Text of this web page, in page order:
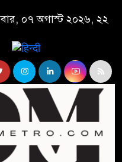
০৭ অগাস্ট ২০২৬, ২২